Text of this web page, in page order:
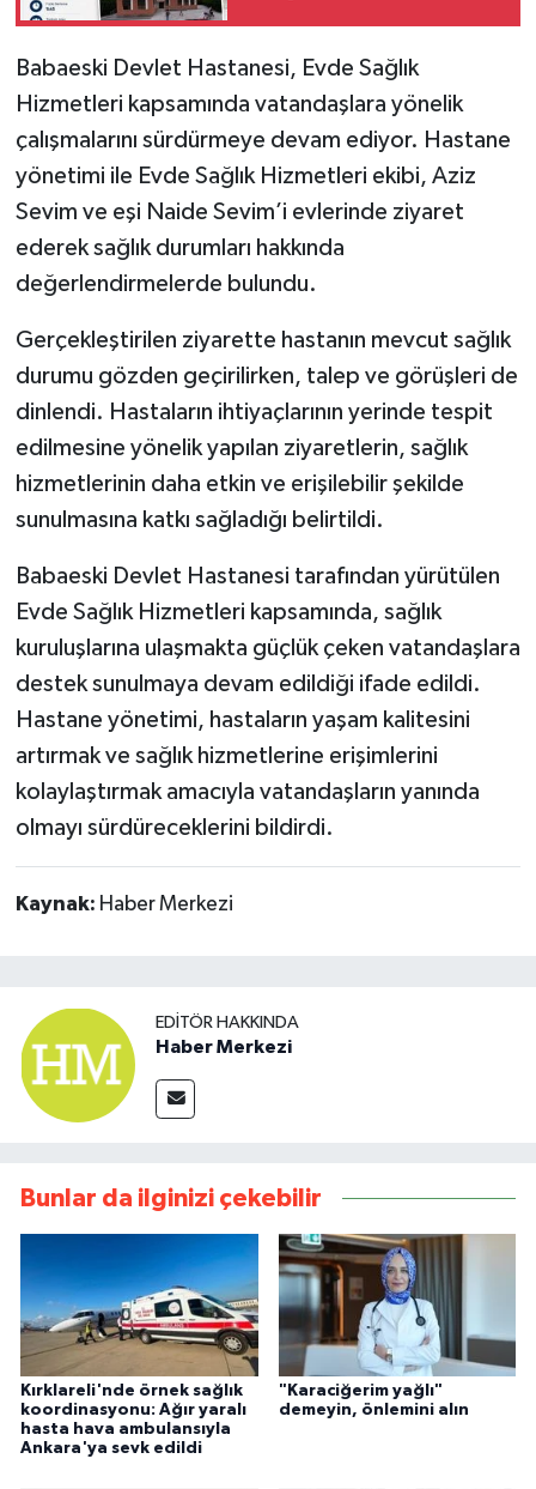
Babaeski Devlet Hastanesi, Evde Sağlık
Hizmetleri kapsamında vatandaşlara yönelik
çalışmalarını sürdürmeye devam ediyor. Hastane
yönetimi ile Evde Sağlık Hizmetleri ekibi, Aziz
Sevim ve eşi Naide Sevim’i evlerinde ziyaret
ederek sağlık durumları hakkında
değerlendirmelerde bulundu.
Gerçekleştirilen ziyarette hastanın mevcut sağlık
durumu gözden geçirilirken, talep ve görüşleri de
dinlendi. Hastaların ihtiyaçlarının yerinde tespit
edilmesine yönelik yapılan ziyaretlerin, sağlık
hizmetlerinin daha etkin ve erişilebilir şekilde
sunulmasına katkı sağladığı belirtildi.
Babaeski Devlet Hastanesi tarafından yürütülen
Evde Sağlık Hizmetleri kapsamında, sağlık
kuruluşlarına ulaşmakta güçlük çeken vatandaşlara
destek sunulmaya devam edildiği ifade edildi.
Hastane yönetimi, hastaların yaşam kalitesini
artırmak ve sağlık hizmetlerine erişimlerini
kolaylaştırmak amacıyla vatandaşların yanında
olmayı sürdüreceklerini bildirdi.
Kaynak: Haber Merkezi
EDITÖR HAKKINDA
Haber Merkezi
Bunlar da ilginizi çekebilir
Kırklareli'nde örnek sağlık
koordinasyonu: Ağır yaralı
hasta hava ambulansıyla
Ankara'ya sevk edildi
"Karaciğerim yağlı"
demeyin, önlemini alın